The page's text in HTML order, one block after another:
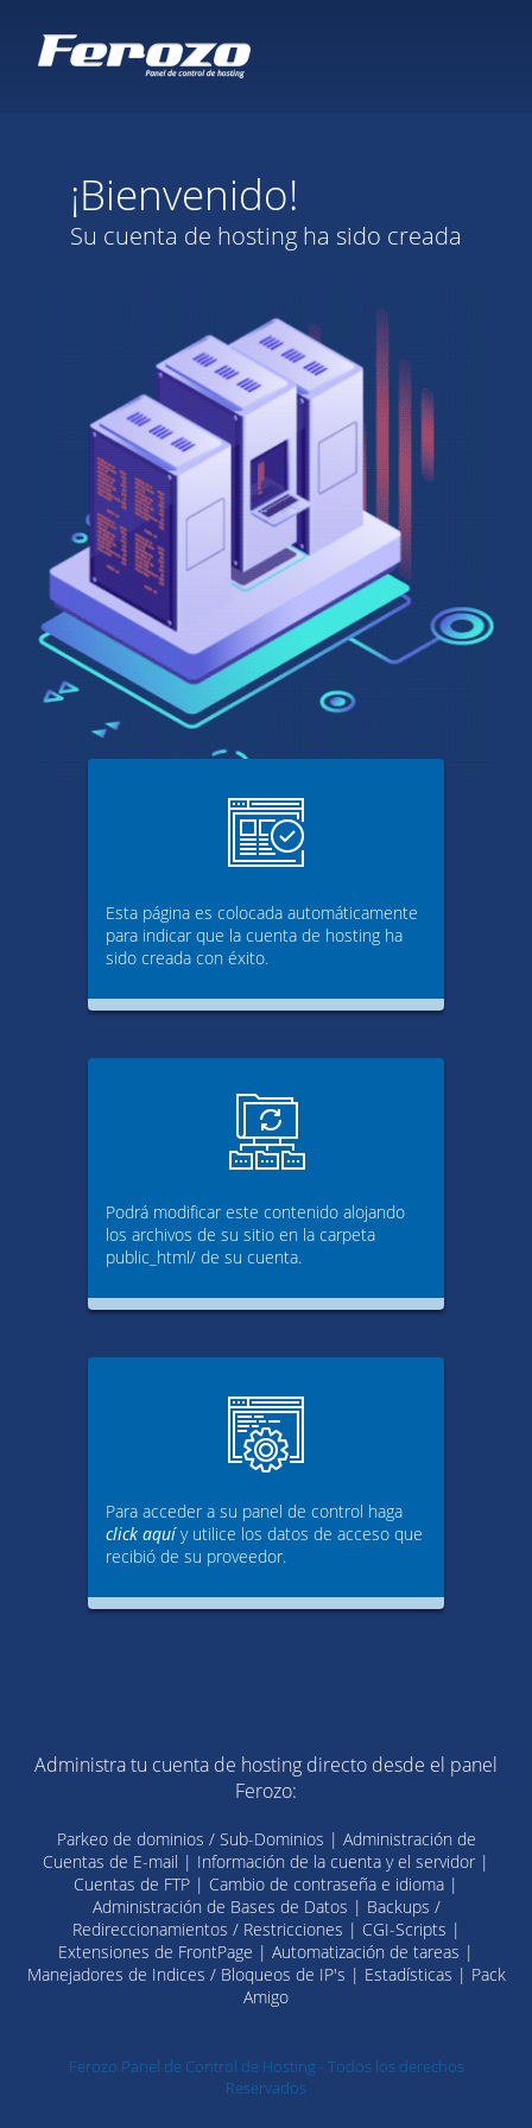
¡Bienvenido!
Su cuenta de hosting ha sido creada
Esta página es colocada automáticamente
para indicar que la cuenta de hosting ha
sido creada con éxito.
Podrá modificar este contenido alojando
los archivos de su sitio en la carpeta
public_html/ de su cuenta.
Para acceder a su panel de control haga
click aquíy utilice los datos de acceso que
recibió de su proveedor.
Administra tu cuenta de hosting directo desde el panel
Ferozo:
Parkeo de dominios / Sub-Dominios | Administración de
Cuentas de E-mail | Información de la cuenta y el servidor |
Cuentas de FTP | Cambio de contraseña e idioma |
Administración de Bases de Datos | Backups /
Redireccionamientos / Restricciones | CGI-Scripts |
Extensiones de FrontPage | Automatización de tareas |
Manejadores de Indices / Bloqueos de IP's | Estadísticas | Pack
Amigo
Ferozo Panel de Control de Hosting - Todos los derechos
Reservados